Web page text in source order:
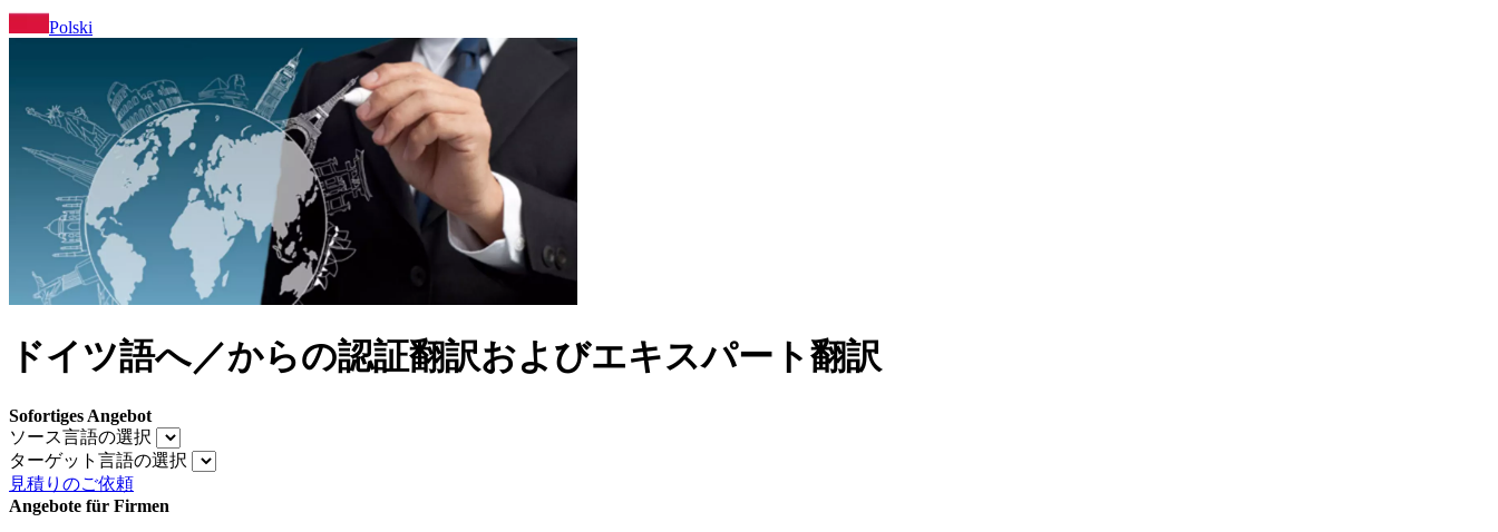
Polski
ドイツ語へ／からの認証翻訳およびエキスパート翻訳
Sofortiges Angebot
ソース言語の選択
ターゲット言語の選択
見積りのご依頼
Angebote für Firmen